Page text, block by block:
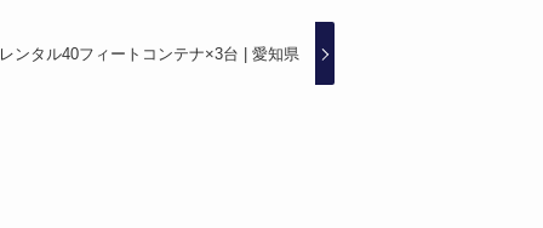
レンタル40フィートコンテナ×3台 | 愛知県